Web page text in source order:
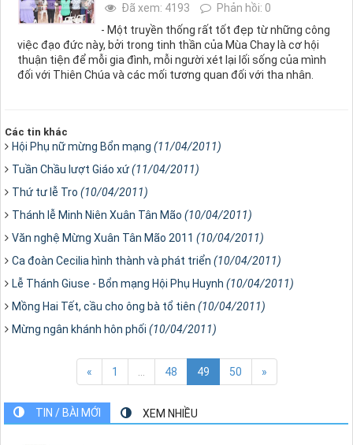
Đã xem: 4193
Phản hồi: 0
- Một truyền thống rất tốt đẹp từ những công
việc đạo đức này, bởi trong tinh thần của Mùa Chay là cơ hội
thuận tiện để mỗi gia đình, mỗi người xét lại lối sống của mình
đối với Thiên Chúa và các mối tương quan đối với tha nhân.
Các tin khác
Hội Phụ nữ mừng Bổn mạng (11/04/2011)
Tuần Chầu lượt Giáo xứ(11/04/2011)
Thứ tư lễ Tro (10/04/2011)
Thánh lễ Minh Niên Xuân Tân Mão (10/04/2011)
Văn nghệ Mừng Xuân Tân Mão 2011 (10/04/2011)
Ca đoàn Cecilia hình thành và phát triển (10/04/2011)
Lễ Thánh Giuse - Bổn mạng Hội Phụ Huynh (10/04/2011)
Mồng Hai Tết, cầu cho ông bà tổ tiên (10/04/2011)
Mừng ngân khánh hôn phối (10/04/2011)
« 1 48 49 50 »
TIN / BÀI MỚI XEM NHIỀU